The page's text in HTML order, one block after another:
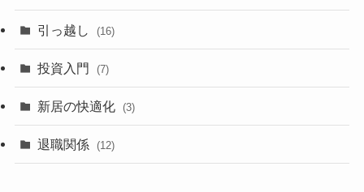
引っ越し (16)
投資入門 (7)
新居の快適化 (3)
退職関係 (12)